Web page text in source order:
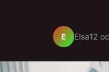
E Elsa12